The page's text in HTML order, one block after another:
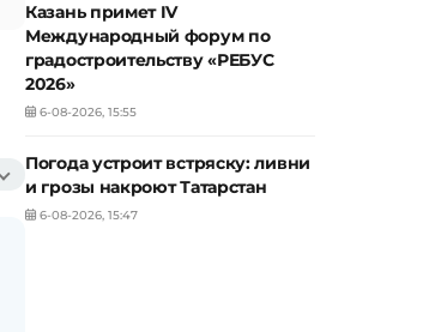
Казань примет IV
Международный форум по
градостроительству «РЕБУС
2026»
6-08-2026, 15:55
Погода устроит встряску: ливни
и грозы накроют Татарстан
6-08-2026, 15:47